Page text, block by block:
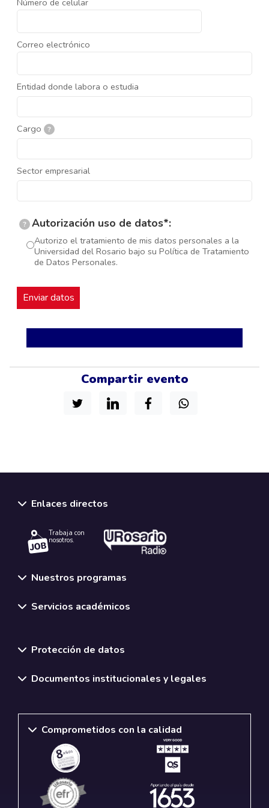
Correo electrónico
Entidad donde labora o estudia
Cargo ?
Sector empresarial
? Autorización uso de datos*:
Autorizo el tratamiento de mis datos personales a la
Universidad del Rosario bajo su Política de Tratamiento
de Datos Personales.
Compartir evento
Enlaces directos
Trabaja con
nosotros.
Nuestros programas
Servicios académicos
Protección de datos
Documentos institucionales y legales
Comprometidos con la calidad